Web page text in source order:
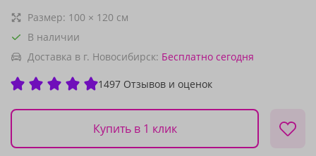
Размер: 100 × 120 см
В наличии
Доставка в г. Новосибирск: Бесплатно сегодня
1497 Отзывов и оценок
Купить в 1 клик